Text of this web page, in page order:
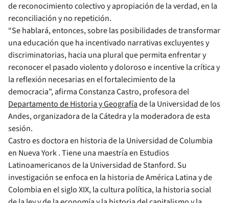
de reconocimiento colectivo y apropiación de la verdad, en la
reconciliación y no repetición.
“Se hablará, entonces, sobre las posibilidades de transformar
una educación que ha incentivado narrativas excluyentes y
discriminatorias, hacia una plural que permita enfrentar y
reconocer el pasado violento y doloroso e incentive la crítica y
la reflexión necesarias en el fortalecimiento de la
democracia”, afirma Constanza Castro, profesora del
Departamento de Historia y Geografíade la Universidad de los
Andes, organizadora de la Cátedra y la moderadora de esta
sesión.
Castro es doctora en historia de la Universidad de Columbia
en Nueva York . Tiene una maestría en Estudios
Latinoamericanos de la Universidad de Stanford. Su
investigación se enfoca en la historia de América Latina y de
Colombia en el siglo XIX, la cultura política, la historia social